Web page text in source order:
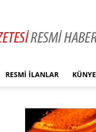
RESMI İLANLAR KÜNYE